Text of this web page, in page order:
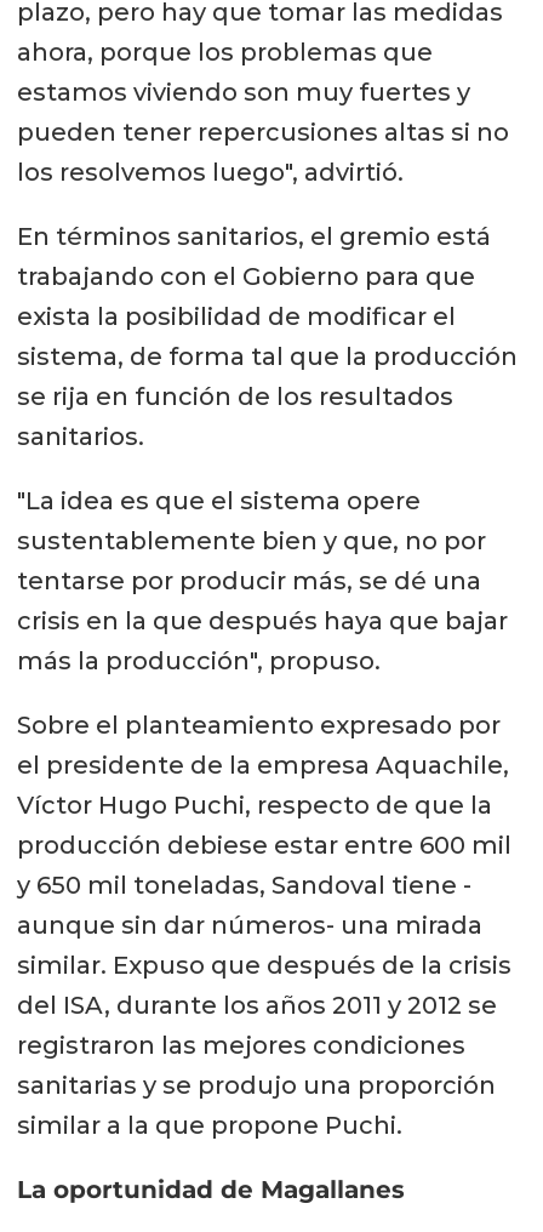
plazo, pero hay que tomar las medidas
ahora, porque los problemas que
estamos viviendo son muy fuertes y
pueden tener repercusiones altas si no
los resolvemos luego", advirtió.
En términos sanitarios, el gremio está
trabajando con el Gobierno para que
exista la posibilidad de modificar el
sistema, de forma tal que la producción
se rija en función de los resultados
sanitarios.
"La idea es que el sistema opere
sustentablemente bien y que, no por
tentarse por producir más, se dé una
crisis en la que después haya que bajar
más la producción", propuso.
Sobre el planteamiento expresado por
el presidente de la empresa Aquachile,
Víctor Hugo Puchi, respecto de que la
producción debiese estar entre 600 mil
y 650 mil toneladas, Sandoval tiene -
aunque sin dar números- una mirada
similar. Expuso que después de la crisis
del ISA, durante los años 2011 y 2012 se
registraron las mejores condiciones
sanitarias y se produjo una proporción
similar a la que propone Puchi.
La oportunidad de Magallanes